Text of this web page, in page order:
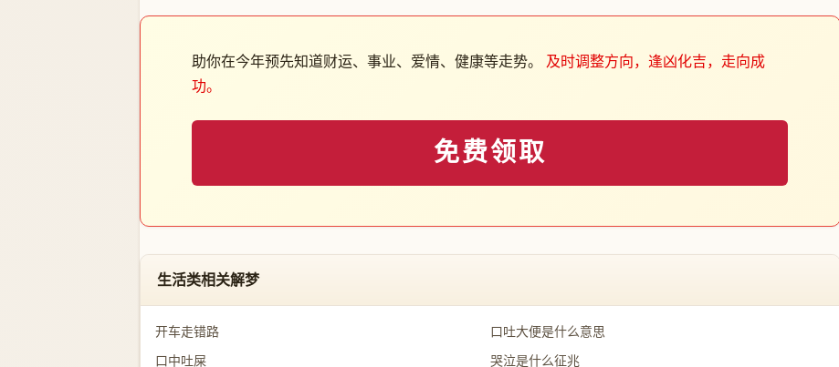
助你在今年预先知道财运、事业、爱情、健康等走势。 及时调整方向，逢凶化吉，走向成
功。
免费领取
生活类相关解梦
开车走错路
口吐大便是什么意思
口中吐屎
哭泣是什么征兆